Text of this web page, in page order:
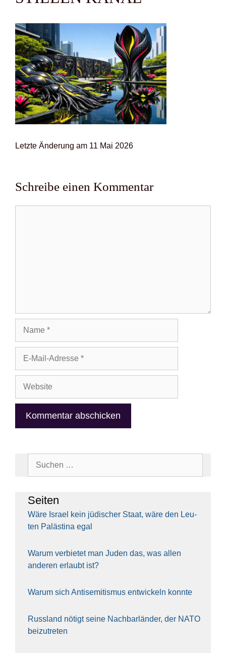
Letz­te Ände­rung am 11 Mai 2026
Schreibe einen Kommentar
Adresse
Sei­ten
Wäre Isra­el kein jüdi­scher Staat, wäre den Leu­
ten Paläs­ti­na egal
War­um ver­bie­tet man Juden das, was allen
ande­ren erlaubt ist?
War­um sich Anti­se­mi­tis­mus ent­wi­ckeln konn­te
Russ­land nötigt sei­ne Nach­bar­län­der, der NATO
bei­zu­tre­ten